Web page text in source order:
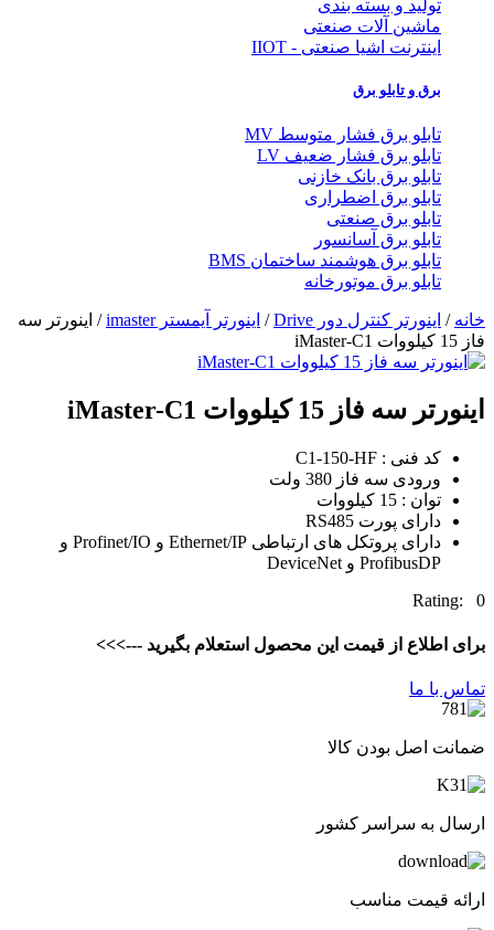
تولید و بسته بندی
ماشین آلات صنعتی
اینترنت اشیا صنعتی - IIOT
برق و تابلو برق
تابلو برق فشار متوسط MV
تابلو برق فشار ضعیف LV
تابلو برق بانک خازنی
تابلو برق اضطراری
تابلو برق صنعتی
تابلو برق آسانسور
تابلو برق هوشمند ساختمان BMS
تابلو برق موتورخانه
خانه / اینورتر کنترل دور Drive / اینورتر آیمستر imaster
/ اینورتر سه
فاز 15 کیلووات iMaster-C1
اینورتر سه فاز 15 کیلووات iMaster-C1
کد فنی : C1-150-HF
ورودی سه فاز 380 ولت
توان : 15 کیلووات
دارای پورت RS485
دارای پروتکل های ارتباطی Ethernet/IP و Profinet/IO و
ProfibusDP و DeviceNet
Rating: 0
برای اطلاع از قیمت این محصول استعلام بگیرید --->>>
تماس با ما
ضمانت اصل بودن کالا
ارسال به سراسر کشور
ارائه قیمت مناسب